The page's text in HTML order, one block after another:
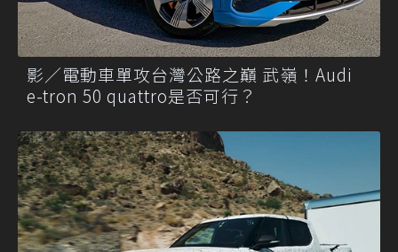
影／電動車單攻台灣公路之巔 武嶺！Audi
e-tron 50 quattro是否可行？